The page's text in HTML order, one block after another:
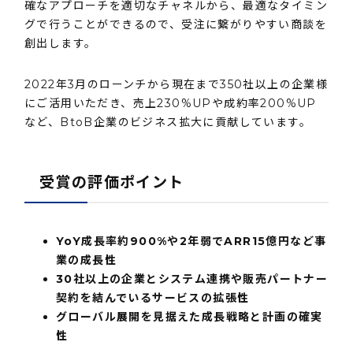
確なアプローチを適切なチャネルから、最適なタイミン
グで行うことができるので、受注に繋がりやすい商談を
創出します。
2022年3月のローンチから現在まで350社以上の企業様
にご活用いただき、売上230%UPや成約率200%UP
など、BtoB企業のビジネス拡大に貢献しています。
受賞の評価ポイント
YoY成長率約900%や2年弱でARR15億円など事
業の成長性
30社以上の企業とシステム連携や販売パートナー
契約を結んでいるサービスの拡張性
グローバル展開を見据えた成長戦略と計画の確実
性